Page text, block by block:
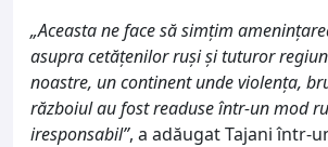
„Aceasta ne face să simțim
asupra cetățenilor ruși și tuturor
noastre, un continent unde violența,
războiul au fost readuse într-un mod
iresponsabil”, a adăugat Tajani într-